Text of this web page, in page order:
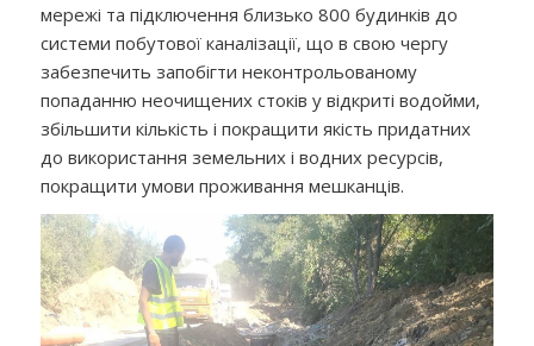
мережі та підключення близько 800 будинків до
системи побутової каналізації, що в свою чергу
забезпечить запобігти неконтрольованому
попаданню неочищених стоків у відкриті водойми,
збільшити кількість і покращити якість придатних
до використання земельних і водних ресурсів,
покращити умови проживання мешканців.